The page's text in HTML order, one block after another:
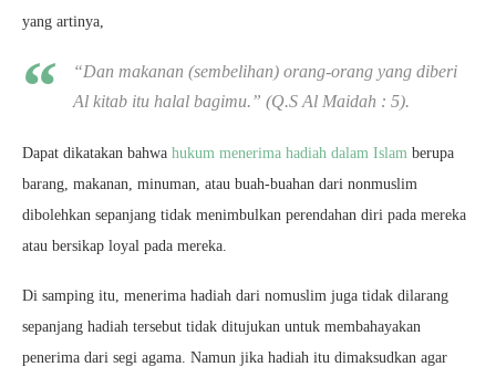
yang artinya,
“Dan makanan (sembelihan) orang-orang yang diberi
Al kitab itu halal bagimu.” (Q.S Al Maidah : 5).
Dapat dikatakan bahwa hukum menerima hadiah dalam Islam berupa
barang, makanan, minuman, atau buah-buahan dari nonmuslim
dibolehkan sepanjang tidak menimbulkan perendahan diri pada mereka
atau bersikap loyal pada mereka.
Di samping itu, menerima hadiah dari nomuslim juga tidak dilarang
sepanjang hadiah tersebut tidak ditujukan untuk membahayakan
penerima dari segi agama. Namun jika hadiah itu dimaksudkan agar